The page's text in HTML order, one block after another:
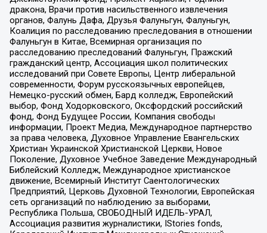
дракона, Врачи против насильственного извлечения
органов, Фалунь Дафа, Друзья Фалуньгун, Фалуньгун,
Коалиция по расследованию преследования в отношении
Фалуньгун в Китае, Всемирная организация по
расследованию преследований Фалуньгун, Пражский
гражданский центр, Ассоциация школ политических
исследований при Совете Европы, Центр либеральной
современности, Форум русскоязычных европейцев,
Немецко-русский обмен, Бард колледж, Европейский
выбор, Фонд Ходорковского, Оксфордский российский
фонд, Фонд Будущее России, Компания свободы
информации, Проект Медиа, Международное партнерство
за права человека, Духовное Управление Евангельских
Христиан Украинской Христианской Церкви, Новое
Поколение, Духовное Учебное Заведение Международный
Библейский Колледж, Международное христианское
движение, Всемирный Институт Саентологических
Предприятий, Церковь Духовной Технологии, Европейская
сеть организаций по наблюдению за выборами,
Республика Польша, СВОБОДНЫЙ ИДЕЛЬ-УРАЛ,
Ассоциация развития журналистики, IStories fonds,